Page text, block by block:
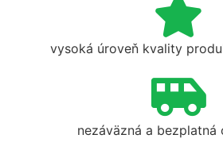
vysoká úroveň kvality
nezáväzná a bezplatná